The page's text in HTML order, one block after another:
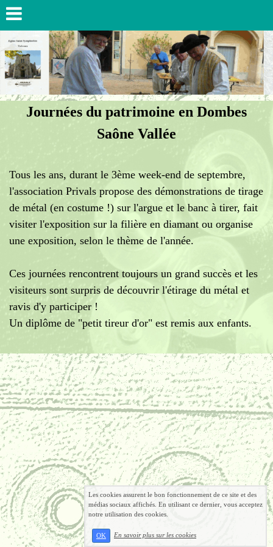
Journées du patrimoine en Dombes
Saône Vallée
Tous les ans, durant le 3ème week-end de septembre,
l'association Privals propose des démonstrations de tirage
de métal (en costume !) sur l'argue et le banc à tirer, fait
visiter l'exposition sur la filière en diamant ou organise
une exposition, selon le thème de l'année.
Ces journées rencontrent toujours un grand succès et les
visiteurs sont surpris de découvrir l'étirage du métal et
ravis d'y participer !
Un diplôme de "petit tireur d'or" est remis aux enfants.
Les cookies assurent le bon fonctionnement de ce site et des
médias sociaux affichés. En utilisant ce dernier, vous acceptez
notre utilisation des cookies.
OK En savoir plus sur les cookies